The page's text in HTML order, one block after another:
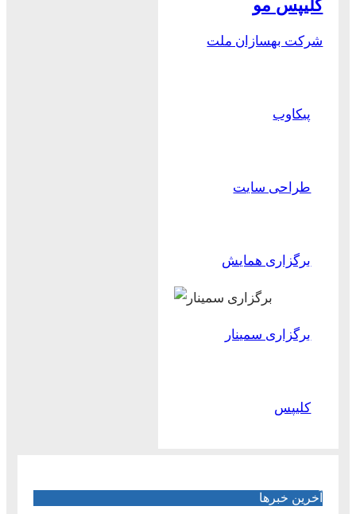
کلیپس مو
شرکت بهسازان ملت
پیکاوب
طراحی سایت
برگزاری همایش
برگزاری سمینار
کلیپس
آخرین خبرها